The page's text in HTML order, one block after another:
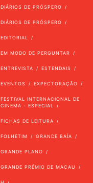
DIÁRIOS DE PRÓSPERO
DIÁRIOS DE PRÓSPERO
EDITORIAL
EM MODO DE PERGUNTAR
ENTREVISTA ESTENDAIS
EVENTOS EXPECTORAÇÃO
FESTIVAL INTERNACIONAL DE
CINEMA - ESPECIAL
FICHAS DE LEITURA
FOLHETIM GRANDE BAÍA
GRANDE PLANO
GRANDE PRÉMIO DE MACAU